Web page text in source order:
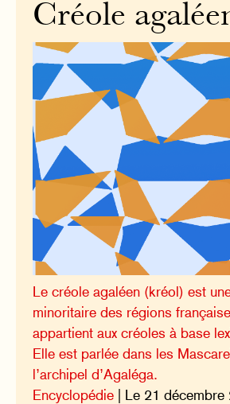
Créole
Le créole agaléen (kréol) est
minoritaire des régions
appartient aux créoles à base
Elle est parlée dans les
l’archipel d’Agaléga.
Encyclopédie | Le 21 décembre